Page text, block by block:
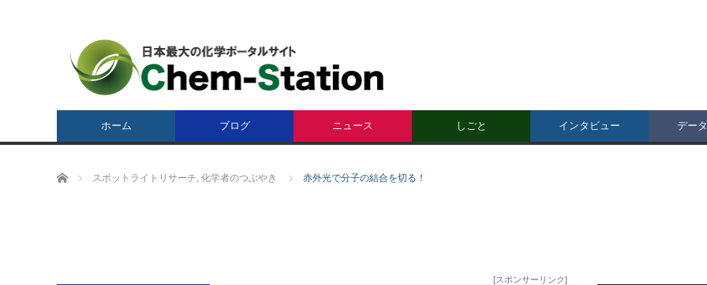
ホーム ブログ ニュース しごと インタビュー デー
ホーム スポットライトリサーチ, 化学者のつぶやき 赤外光で分子の結合を切る！
[スポンサーリンク]